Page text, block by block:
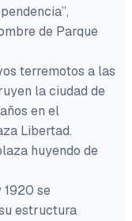
de Parque
terremotos a las
la ciudad de
en el
Libertad.
huyendo de
1920 se
estructura